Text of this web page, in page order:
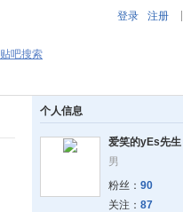
登录 注册 |
贴吧搜索
个人信息
爱笑的yEs先生
男
粉丝： 90
关注： 87